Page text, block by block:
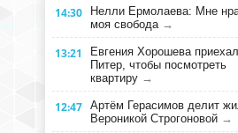
14:30
Нелли Ермолаева: Мне
моя свобода →
13:21
Евгения Хорошева
Питер, чтобы посмотреть
квартиру →
12:47 Артём Герасимов делит
Вероникой Строгоновой →